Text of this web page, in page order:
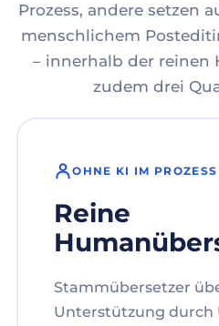
Prozess, andere setzen
menschlichem
– innerhalb der reinen
zudem drei
OHNE KI IM PROZESS
Reine
Stammübersetzer
Unterstützung durch